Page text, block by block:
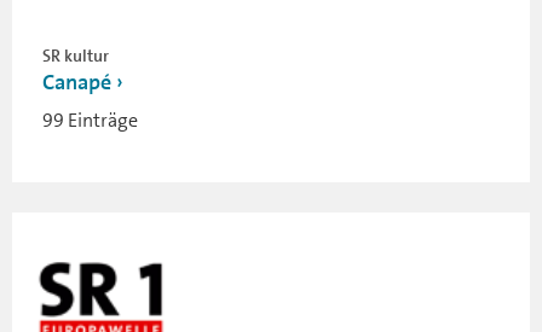
SR kultur
Canapé
99 Einträge